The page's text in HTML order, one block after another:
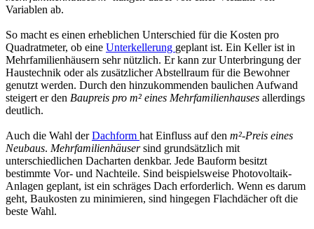
Variablen ab.
So macht es einen erheblichen Unterschied für die Kosten pro
Quadratmeter, ob eine Unterkellerung geplant ist. Ein Keller ist in
Mehrfamilienhäusern sehr nützlich. Er kann zur Unterbringung der
Haustechnik oder als zusätzlicher Abstellraum für die Bewohner
genutzt werden. Durch den hinzukommenden baulichen Aufwand
steigert er den Baupreis pro m² eines Mehrfamilienhauses allerdings
deutlich.
Auch die Wahl derDachform hat Einfluss auf den m²-Preis eines
Neubaus. Mehrfamilienhäusersind grundsätzlich mit
unterschiedlichen Dacharten denkbar. Jede Bauform besitzt
bestimmte Vor- und Nachteile. Sind beispielsweise Photovoltaik-
Anlagen geplant, ist ein schräges Dach erforderlich. Wenn es darum
geht, Baukosten zu minimieren, sind hingegen Flachdächer oft die
beste Wahl.